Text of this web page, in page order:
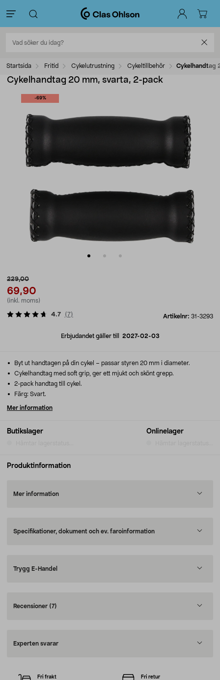
Startsida Fritid Cykelutrustning Cykeltillbehör Cykelhandtag
Cykelhandtag 20 mm, svarta, 2-pack
-69%
229,00
69,90
(inkl. moms)
Artikelnr: 31-3293
4.7 (7)
Erbjudandet gäller till 2027-02-03
Butikslager Onlinelager
Byt ut handtagen på din cykel – passar styren 20 mm i diameter.
Cykelhandtag med soft grip, ger ett mjukt och skönt grepp.
2-pack handtag till cykel.
Färg: Svart.
Mer information
Produktinformation
Mer information
Specifikationer, dokument och ev. faroinformation
Trygg E-Handel
Recensioner (7)
Experten svarar
Fri frakt Fri retur